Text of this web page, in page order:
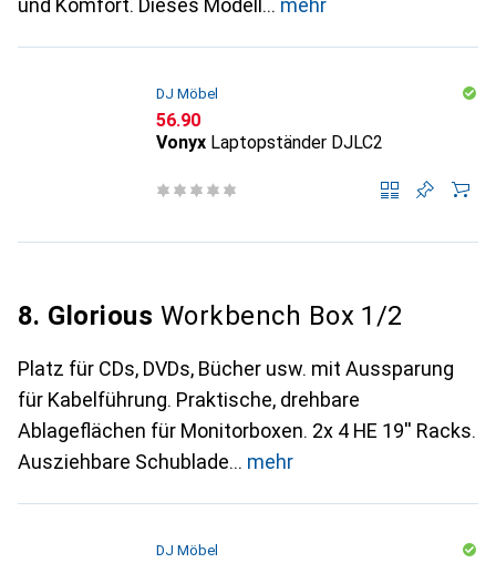
und Komfort. Dieses Modell mehr
DJ Möbel
CHF
56.90
Vonyx Laptopständer DJLC2
8. Glorious Workbench Box 1/2
Platz für CDs, DVDs, Bücher usw. mit Aussparung
für Kabelführung. Praktische, drehbare
Ablageflächen für Monitorboxen. 2x 4 HE 19'' Racks.
Ausziehbare Schublade
mehr
DJ Möbel